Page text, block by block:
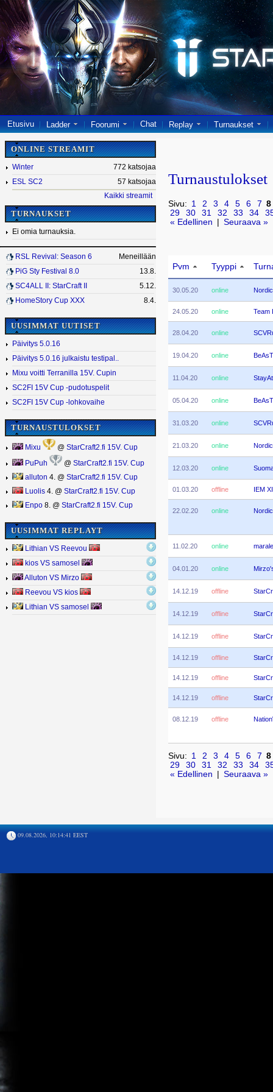
Etusivu Ladder Foorumi Chat Replay Turnaukset
ONLINE STREAMIT
Winter
772 katsojaa
ESL SC2
57 katsojaa
Kaikki streamit
TURNAUKSET
Ei omia turnauksia.
RSL Revival: Season 6
Meneillään
PiG Sty Festival 8.0
13.8.
SC4ALL II: StarCraft II
5.12.
HomeStory Cup XXX
8.4.
UUSIMMAT UUTISET
Päivitys 5.0.16
Päivitys 5.0.16 julkaistu testipal..
Mixu voitti Terranilla 15V. Cupin
SC2FI 15V Cup -pudotuspelit
SC2FI 15V Cup -lohkovaihe
TURNAUSTULOKSET
Mixu @ StarCraft2.fi 15V. Cup
PuPuh @ StarCraft2.fi 15V. Cup
alluton 4. @ StarCraft2.fi 15V. Cup
Luolis 4. @ StarCraft2.fi 15V. Cup
Enpo 8. @ StarCraft2.fi 15V. Cup
UUSIMMAT REPLAYT
Lithian VS Reevou
kios VS samosel
Alluton VS Mirzo
Reevou VS kios
Lithian VS samosel
Turnaustulokset
Sivu: 1 2 3 4 5 6 7 8
29
30 31 32 33 34
« Edellinen
Seuraava »
Pvm Tyyppi
30.05.20 online
24.05.20 online Team
28.04.20 online
19.04.20 online
11.04.20 online
05.04.20 online
31.03.20 online
21.03.20 online
12.03.20 online
01.03.20 offline IEM
22.02.20 online
11.02.20 online
04.01.20 online
14.12.19 offline
14.12.19 offline
14.12.19 offline
14.12.19 offline
14.12.19 offline
14.12.19 offline
08.12.19 offline
Sivu: 1 2 3 4 5 6 7 8
29
30 31 32 33 34
« Edellinen
Seuraava »
09.08.2026, 10:14:41 EEST